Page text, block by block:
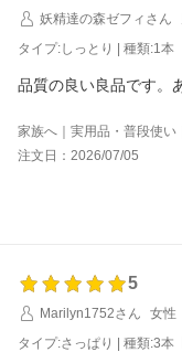
妖精達の森ゼフィさん
タイプ:しっとり | 種類:1本
品質の良い良品です。
家族へ｜実用品・普段使い
注文日：2026/07/05
5
Marilyn1752さん
女性
タイプ:さっぱり | 種類:3本